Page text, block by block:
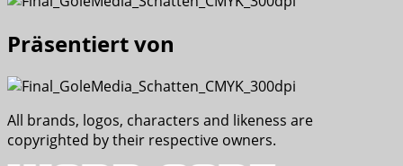
Präsentiert von
All brands, logos, characters and likeness are
copyrighted by their respective owners.